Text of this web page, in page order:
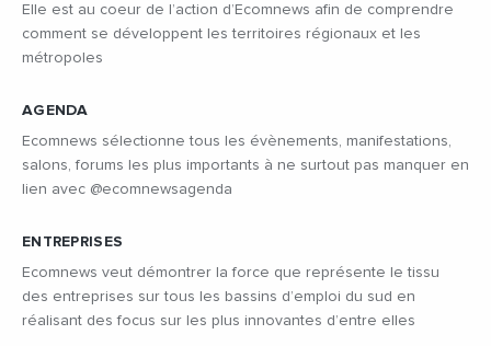
Elle est au coeur de l’action d’Ecomnews afin de comprendre
comment se développent les territoires régionaux et les
métropoles
AGENDA
Ecomnews sélectionne tous les évènements, manifestations,
salons, forums les plus importants à ne surtout pas manquer en
lien avec @ecomnewsagenda
ENTREPRISES
Ecomnews veut démontrer la force que représente le tissu
des entreprises sur tous les bassins d’emploi du sud en
réalisant des focus sur les plus innovantes d’entre elles